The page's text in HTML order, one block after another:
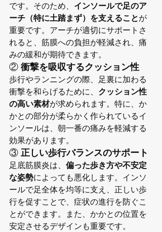
です。そのため、 インソールで足のア
ーチ（特に土踏まず）を支えることが
重要です。アーチが適切にサポートさ
れると、筋膜への負担が軽減され、痛
みの緩和が期待できます。
② 衝撃を吸収するクッション性
歩行やランニングの際、足裏に加わる
衝撃を和らげるために、 クッション性
の高い素材が求められます。特に、か
かとの部分が柔らかく作られているイ
ンソールは、朝一番の痛みを軽減する
効果があります。
③ 正しい歩行バランスのサポート
足底筋膜炎は、 偏った歩き方や不安定
な姿勢によっても悪化します。インソ
ールで足全体を均等に支え、正しい歩
行を促すことで、症状の進行を防ぐこ
とができます。また、かかとの位置を
安定させるデザインも重要です。